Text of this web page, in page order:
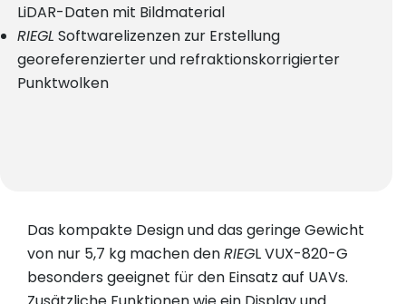
LiDAR-Daten mit Bildmaterial
RIEGL Softwarelizenzen zur Erstellung
georeferenzierter und refraktionskorrigierter
Punktwolken
Das kompakte Design und das geringe Gewicht
von nur 5,7 kg machen denRIEGL VUX-820-G
besonders geeignet für den Einsatz auf UAVs.